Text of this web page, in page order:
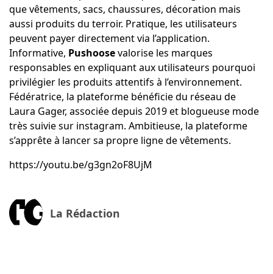
que vêtements, sacs, chaussures, décoration mais
aussi produits du terroir. Pratique, les utilisateurs
peuvent payer directement via l’application.
Informative, Pushoosevalorise les marques
responsables en expliquant aux utilisateurs pourquoi
privilégier les produits attentifs à l’environnement.
Fédératrice, la plateforme bénéficie du réseau de
Laura Gager, associée depuis 2019 et blogueuse mode
très suivie sur instagram. Ambitieuse, la plateforme
s’apprête à lancer sa propre ligne de vêtements.
https://youtu.be/g3gn2oF8UjM
La Rédaction